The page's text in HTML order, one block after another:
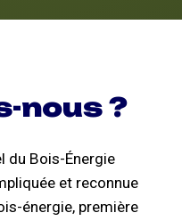
nous ?
du Bois-Énergie
et reconnue
énergie, première